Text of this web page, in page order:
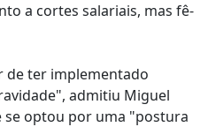
a cortes salariais, mas fê-
de ter implementado
admitiu Miguel
se optou por uma "postura